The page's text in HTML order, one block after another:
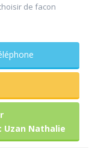
de facon
téléphone
Uzan Nathalie